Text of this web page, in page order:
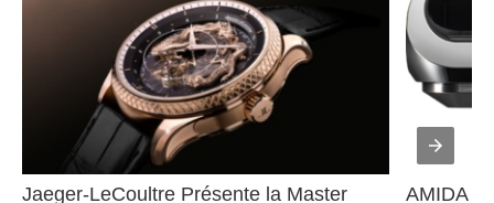
Jaeger-LeCoultre Présente la Master
AMIDA